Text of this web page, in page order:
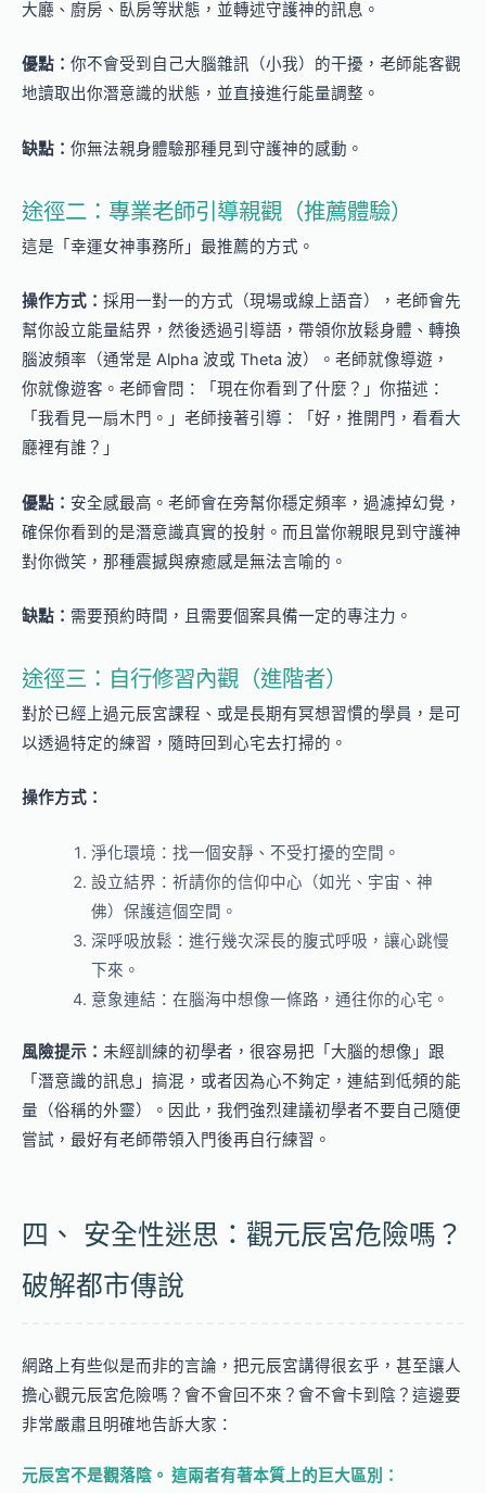
大廳、廚房、臥房等狀態，並轉述守護神的訊息。
優點： 你不會受到自己大腦雜訊（小我）的干擾，老師能客觀
地讀取出你潛意識的狀態，並直接進行能量調整。
缺點： 你無法親身體驗那種見到守護神的感動。
途徑二：專業老師引導親觀（推薦體驗）
這是「幸運女神事務所」最推薦的方式。
操作方式： 採用一對一的方式（現場或線上語音），老師會先
幫你設立能量結界，然後透過引導語，帶領你放鬆身體、轉換
腦波頻率（通常是 Alpha 波或 Theta 波）。老師就像導遊，
你就像遊客。老師會問：「現在你看到了什麼？」你描述：
「我看見一扇木門。」老師接著引導：「好，推開門，看看大
廳裡有誰？」
優點： 安全感最高。老師會在旁幫你穩定頻率，過濾掉幻覺，
確保你看到的是潛意識真實的投射。而且當你親眼見到守護神
對你微笑，那種震撼與療癒感是無法言喻的。
缺點： 需要預約時間，且需要個案具備一定的專注力。
途徑三：自行修習內觀（進階者）
對於已經上過元辰宮課程、或是長期有冥想習慣的學員，是可
以透過特定的練習，隨時回到心宅去打掃的。
操作方式：
淨化環境：找一個安靜、不受打擾的空間。
設立結界：祈請你的信仰中心（如光、宇宙、神
佛）保護這個空間。
深呼吸放鬆：進行幾次深長的腹式呼吸，讓心跳慢
下來。
意象連結：在腦海中想像一條路，通往你的心宅。
風險提示： 未經訓練的初學者，很容易把「大腦的想像」跟
「潛意識的訊息」搞混，或者因為心不夠定，連結到低頻的能
量（俗稱的外靈）。因此，我們強烈建議初學者不要自己隨便
嘗試，最好有老師帶領入門後再自行練習。
四、 安全性迷思：觀元辰宮危險嗎？
破解都市傳說
網路上有些似是而非的言論，把元辰宮講得很玄乎，甚至讓人
擔心觀元辰宮危險嗎？會不會回不來？會不會卡到陰？這邊要
非常嚴肅且明確地告訴大家：
元辰宮不是觀落陰。 這兩者有著本質上的巨大區別：